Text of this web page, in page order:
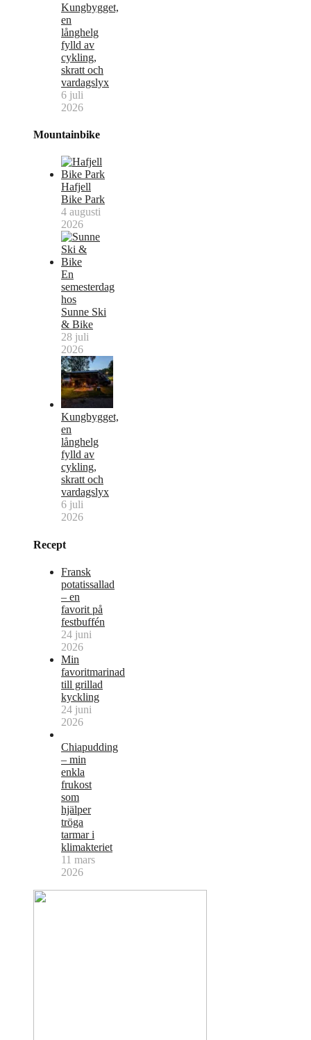
Kungbygget,
en
långhelg
fylld av
cykling,
skratt och
vardagslyx
6 juli
2026
Mountainbike
Hafjell
Bike Park
4 augusti
2026
En
semesterdag
hos
Sunne Ski
& Bike
28 juli
2026
Kungbygget,
en
långhelg
fylld av
cykling,
skratt och
vardagslyx
6 juli
2026
Recept
Fransk
potatissallad
– en
favorit på
festbuffén
24 juni
2026
Min
favoritmarinad
till grillad
kyckling
24 juni
2026
Chiapudding
– min
enkla
frukost
som
hjälper
tröga
tarmar i
klimakteriet
11 mars
2026